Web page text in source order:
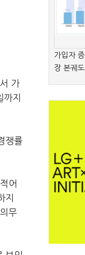
가
지
쟁률
어
지
무
가입자
장 본궤도